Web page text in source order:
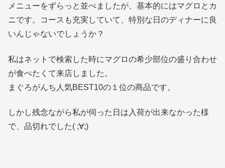
メニューをずらっと並べましたが、基本的にはマグロとカ
ニです。コースも充実していて、特別な日のディナーに良
いんじゃないでしょうか？
私はネットで検索した時にマグロの希少部位の盛り合わせ
が食べたくて来店しました。
まぐろがんち人気BEST10の１位の商品です。
しかし残念ながら私が伺った日は入荷が出来なかった様
で、品切れでした( ;∀;)